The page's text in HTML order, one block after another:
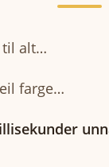
til alt…
farge…